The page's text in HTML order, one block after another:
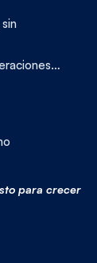
para crecer